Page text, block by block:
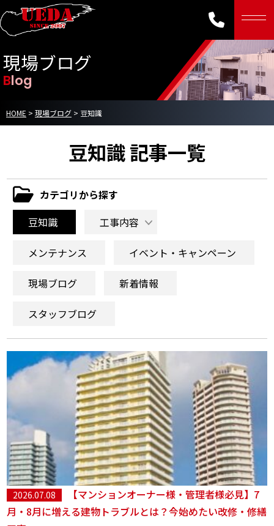
現場ブログ
Blog
HOME > 現場ブログ > 豆知識
豆知識 記事一覧
カテゴリから探す
豆知識
工事内容
メンテナンス イベント・キャンペーン
現場ブログ 新着情報
スタッフブログ
2026.07.08
【マンションオーナー様・管理者様必見】7
月・8月に増える建物トラブルとは？今始めたい改修・修繕